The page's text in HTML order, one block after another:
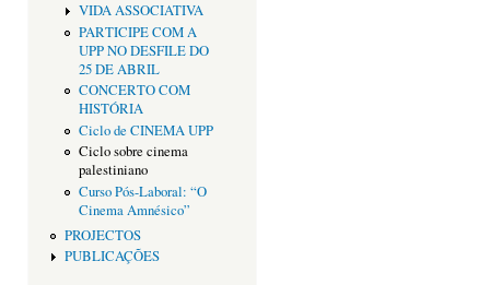
VIDA ASSOCIATIVA
PARTICIPE COM A
UPP NO DESFILE DO
25 DE ABRIL
CONCERTO COM
HISTÓRIA
Ciclo de CINEMA UPP
Ciclo sobre cinema
palestiniano
Curso Pós-Laboral: “O
Cinema Amnésico”
PROJECTOS
PUBLICAÇÕES